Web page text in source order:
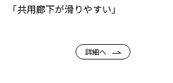
共用廊下が滑りやすい」
詳細へ